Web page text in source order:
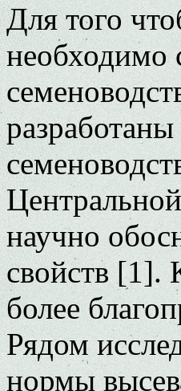
Для того
необходимо
научно
свойств [1].
более
Рядом
нормы